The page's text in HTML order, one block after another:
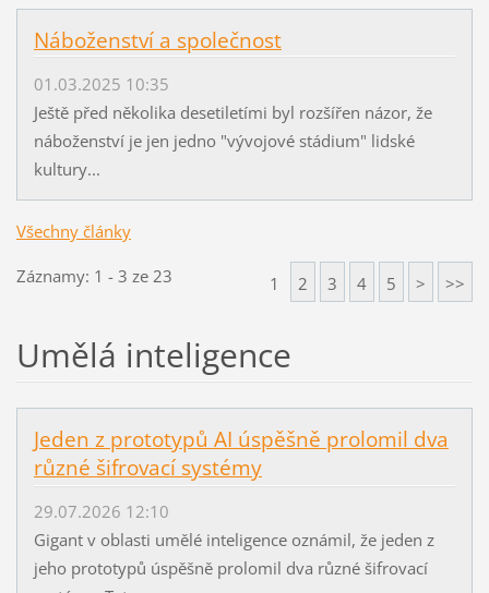
Náboženství a společnost
01.03.2025 10:35
Ještě před několika desetiletími byl rozšířen názor, že
náboženství je jen jedno "vývojové stádium" lidské
kultury...
Všechny články
Záznamy: 1 - 3 ze 23 1 2 3 4 5 > >>
Umělá inteligence
Jeden z prototypů AI úspěšně prolomil dva
různé šifrovací systémy
29.07.2026 12:10
Gigant v oblasti umělé inteligence oznámil, že jeden z
jeho prototypů úspěšně prolomil dva různé šifrovací